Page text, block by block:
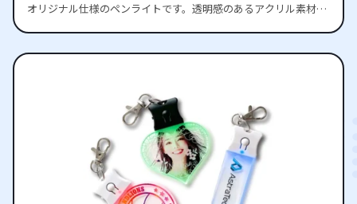
オリジナル仕様のペンライトです。透明感のあるアクリル素材に
高品質な印刷を施すことで、鮮やかで存在感のある仕上がりを実
現できます。 LEDライトは「赤・緑・ピンク・白・黄色・紫・オ
色を切り替えることが可能です。推しカラーやイベントの雰囲気
に合わせて自由に楽しめるのが魅力です。さらに、グリップ部分
のカラーは「ホワイト」「ブラック」「ピンク」「パステルブル
ー」「レッド」の5色から選べるため、細部までオリジナリティ
を表現できます。 電源には一般的な単4乾電池を使用しており、
交換も簡単です。ライブやイベントでの長時間使用にも対応で